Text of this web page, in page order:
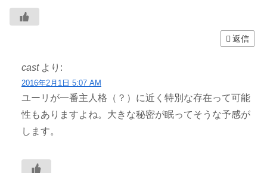
返信
cast より:
2016年2月1日 5:07 AM
ユーリが一番主人格（？）に近く特別な存在って可能
性もありますよね。大きな秘密が眠ってそうな予感が
します。